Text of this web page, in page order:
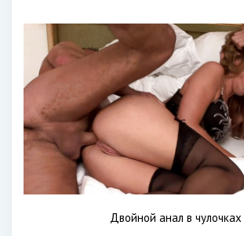
Двойной анал в чулочках